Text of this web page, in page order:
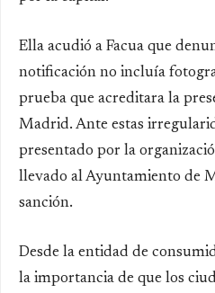
Ella acudió a Facua que
notificación no incluía
prueba que acreditara la
Madrid. Ante estas
presentado por la
llevado al Ayuntamiento de
sanción.
Desde la entidad de
la importancia de que los